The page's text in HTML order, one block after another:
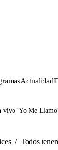
Actualidad
vivo 'Yo Me Llamo'
/ Todos